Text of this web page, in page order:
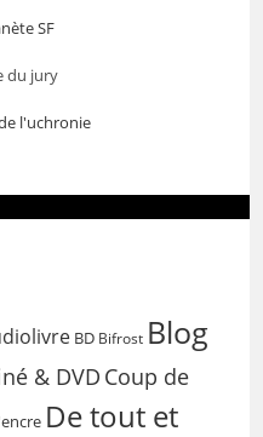
du jury
BD Bifrost Blog
& DVD Coup de
De tout et